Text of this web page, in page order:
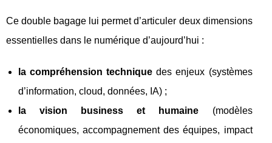
Ce double bagage lui permet d’articuler deux dimensions
essentielles dans le numérique d’aujourd’hui :
la compréhension technique des enjeux (systèmes
d’information, cloud, données, IA) ;
la vision business et humaine (modèles
économiques, accompagnement des équipes, impact